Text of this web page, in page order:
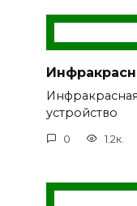
устройство
0 1.2к.